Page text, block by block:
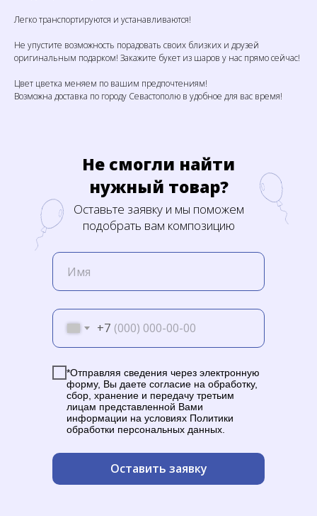
Легко транспортируются и устанавливаются!
Не упустите возможность порадовать своих близких и друзей
оригинальным подарком! Закажите букет из шаров у нас прямо сейчас!
Цвет цветка меняем по вашим предпочтениям!
Возможна доставка по городу Севастополю в удобное для вас время!
+7
*Отправляя сведения через электронную
форму, Вы даете согласие на обработку,
сбор, хранение и передачу третьим
лицам представленной Вами
информации на условиях Политики
обработки персональных данных.
Оставить заявку
Не смогли найти
нужный товар?
Оставьте заявку и мы поможем
подобрать вам композицию